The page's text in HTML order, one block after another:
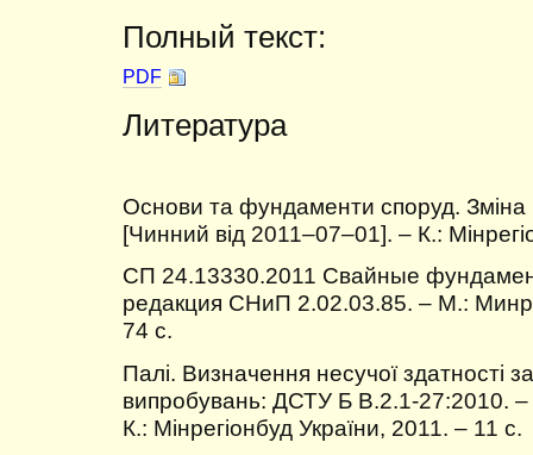
Полный текст:
PDF
Литература
Основи та фундаменти споруд.
[Чинний від 2011–07–01]. – К.:
СП 24.13330.2011 Свайные
редакция СНиП 2.02.03.85. – М.:
74 с.
Палі. Визначення несучої здатності
випробувань: ДСТУ Б В.2.1-27:2010.
К.: Мінрегіонбуд України, 2011. – 11 с.